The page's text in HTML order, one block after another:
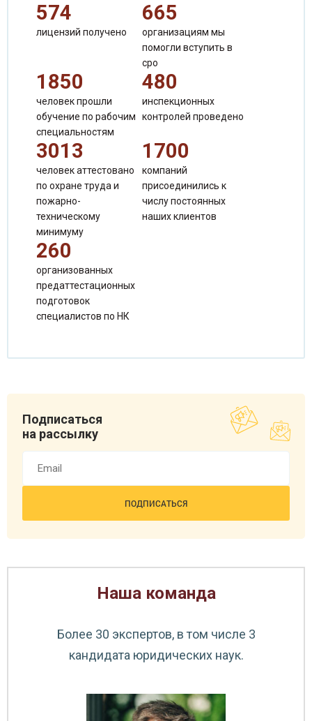
574
лицензий получено
665
организациям мы
помогли вступить в
сро
1850
человек прошли
обучение по рабочим
специальностям
480
инспекционных
контролей проведено
3013
человек аттестовано
по охране труда и
пожарно-
техническому
минимуму
1700
компаний
присоединились к
числу постоянных
наших клиентов
260
организованных
предаттестационных
подготовок
специалистов по НК
Подписаться
на рассылку
Наша команда
Более 30 экспертов, в том числе 3
кандидата юридических наук.
Сергиенко Валентина Александровна
Специалист по продажам
Чеченева Татьяна Борисовна
Емелина Ольга Васильевна